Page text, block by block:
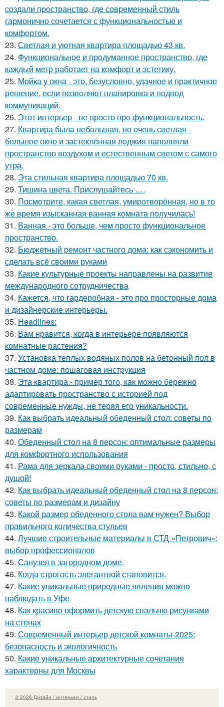
создали пространство, где современный стиль
гармонично сочетается с функциональностью и
комфортом.
23. Светлая и уютная квартира площадью 43 кв.
24. Функциональное и продуманное пространство, где
каждый метр работает на комфорт и эстетику.
25. Мойка у окна - это, безусловно, удачное и практичное
решение, если позволяют планировка и подвод
коммуникаций.
26. Этот интерьер - не просто про функциональность.
27. Квартира была небольшая, но очень светлая -
большое окно и застеклённая лоджия наполняли
пространство воздухом и естественным светом с самого
утра.
28. Эта стильная квартира площадью 70 кв.
29. Тишина цвета. Прислушайтесь ….
30. Посмотрите, какая светлая, умиротворённая, но в то
же время изысканная ванная комната получилась!
31. Ванная - это больше, чем просто функциональное
пространство.
32. Бюджетный ремонт частного дома: как сэкономить и
сделать всё своими руками
33. Какие культурные проекты направлены на развитие
международного сотрудничества
34. Кажется, что гардеробная - это про просторные дома
и дизайнерские интерьеры.
35. Headlines:
36. Вам нравится, когда в интерьере появляются
комнатные растения?
37. Установка теплых водяных полов на бетонный пол в
частном доме: пошаговая инструкция
38. Эта квартира - пример того, как можно бережно
адаптировать пространство с историей под
современные нужды, не теряя его уникальности.
39. Как выбрать идеальный обеденный стол: советы по
размерам
40. Обеденный стол на 8 персон: оптимальные размеры
для комфортного использования
41. Рама для зеркала своими руками - просто, стильно, с
душой!
42. Как выбрать идеальный обеденный стол на 8 персон:
советы по размерам и дизайну
43. Какой размер обеденного стола вам нужен? Выбор
правильного количества стульев
44. Лучшие строительные материалы в СТД «Петрович»:
выбор профессионалов
45. Санузел в загородном доме.
46. Когда строгость элегантной становится.
47. Какие уникальные природные явления можно
наблюдать в Уфе
48. Как красиво оформить детскую спальню рисунками
на стенах
49. Современный интерьер детской комнаты-2025:
безопасность и экологичность
50. Какие уникальные архитектурные сочетания
характерны для Москвы
© 2026 Дизайн / интерьер / стиль